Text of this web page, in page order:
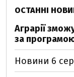
ОСТАННІ
Аграрії
за
Новини 6